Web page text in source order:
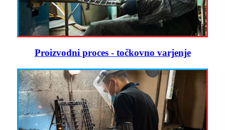
Proizvodni proces - točkovno varjenje